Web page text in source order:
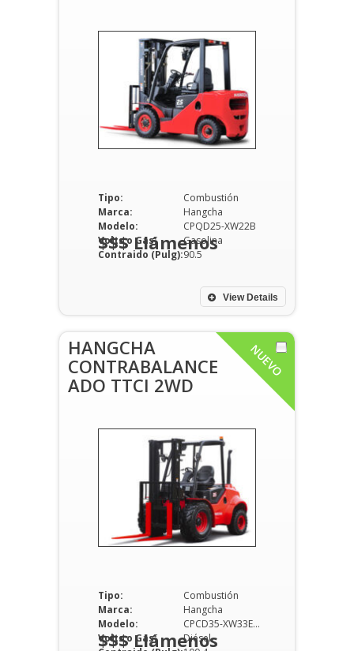
Tipo:
Combustión
Marca:
Hangcha
Modelo:
CPQD25-XW22B
Volts o Gas:
Gasolina
Contraido (Pulg):90.5
View Details
$$$ Llámenos
NUEVO
HANGCHA
CONTRABALANCE
ADO TTCI 2WD
Tipo:
Combustión
Marca:
Hangcha
Modelo:
CPCD35-XW33E-RT
Volts o Gas:
Diésel
$$$ Llámenos